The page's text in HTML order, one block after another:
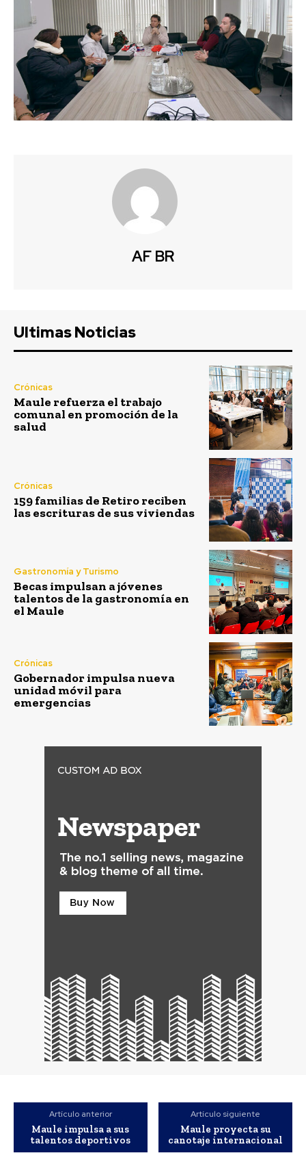
AF BR
Ultimas Noticias
Crónicas
Maule refuerza el trabajo
comunal en promoción de la
salud
Crónicas
159 familias de Retiro reciben
las escrituras de sus viviendas
Gastronomía y Turismo
Becas impulsan a jóvenes
talentos de la gastronomía en
el Maule
Crónicas
Gobernador impulsa nueva
unidad móvil para
emergencias
Artículo anterior
Maule impulsa a sus
talentos deportivos
Artículo siguiente
Maule proyecta su
canotaje internacional